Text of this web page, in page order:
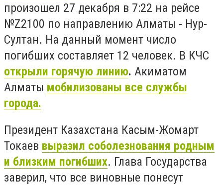
произошел 27 декабря в 7:22 на рейсе
№Z2100 по направлению Алматы - Нур-
Султан. На данный момент число
погибших составляет 12 человек. В КЧС
открыли горячую линию. Акиматом
Алматы мобилизованы все службы
города.
Президент Казахстана Касым-Жомарт
Токаев выразил соболезнования родным
и близким погибших. Глава Государства
заверил, что все виновные понесут